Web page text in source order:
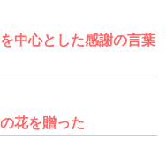
中心とした感謝の言葉
花を贈った